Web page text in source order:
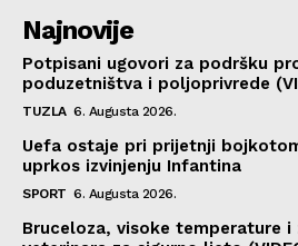
Najnovije
Potpisani ugovori za podršku
poduzetništva i poljoprivrede
TUZLA 6. Augusta 2026.
Uefa ostaje pri prijetnji
uprkos izvinjenju Infantina
SPORT 6. Augusta 2026.
Bruceloza, visoke temperature i